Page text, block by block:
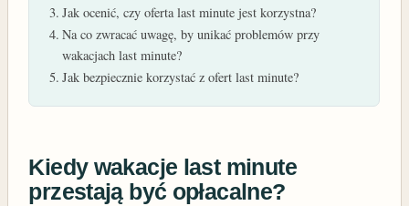
Jak ocenić, czy oferta last minute jest korzystna?
Na co zwracać uwagę, by unikać problemów przy
wakacjach last minute?
Jak bezpiecznie korzystać z ofert last minute?
Kiedy wakacje last minute
przestają być opłacalne?